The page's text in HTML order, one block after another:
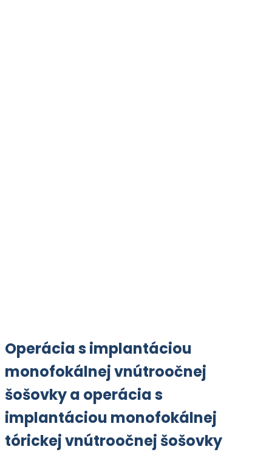
Operácia s implantáciou
monofokálnej vnútroočnej
šošovky a operácia s
implantáciou monofokálnej
tórickej vnútroočnej šošovky